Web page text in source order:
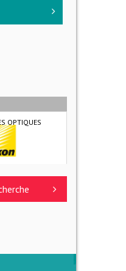
OPTIQUES